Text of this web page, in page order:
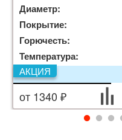
Диаметр:
Покрытие:
Горючесть:
Температура:
АКЦИЯ
от 1340 ₽